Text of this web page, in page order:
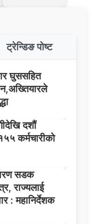
ट्रेन्डिङ पोष्ट
घुससहित
दशौं
कर्मचारीको
सडक
राज्यलाई
: महानिर्देशक